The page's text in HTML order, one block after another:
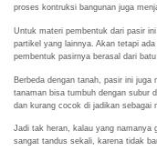
proses kontruksi bangunan juga
Untuk materi pembentuk dari pasir
partikel yang lainnya. Akan tetapi
pembentuk pasirnya berasal dari batu
Berbeda dengan tanah, pasir ini
tanaman bisa tumbuh dengan subur
dan kurang cocok di jadikan sebagai
Jadi tak heran, kalau yang namanya
sangat tandus sekali, karena tidak